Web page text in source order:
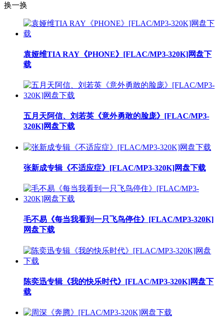
换一换
袁娅维TIA RAY《PHONE》[FLAC/MP3-320K]网盘下
载
五月天阿信、刘若英《意外勇敢的脸庞》[FLAC/MP3-
320K]网盘下载
张新成专辑《不适应症》[FLAC/MP3-320K]网盘下载
毛不易《每当我看到一只飞鸟停住》[FLAC/MP3-320K]
网盘下载
陈奕迅专辑《我的快乐时代》[FLAC/MP3-320K]网盘下
载